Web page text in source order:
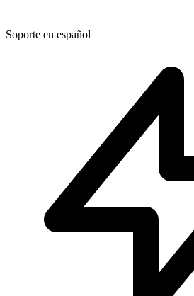
Soporte en español